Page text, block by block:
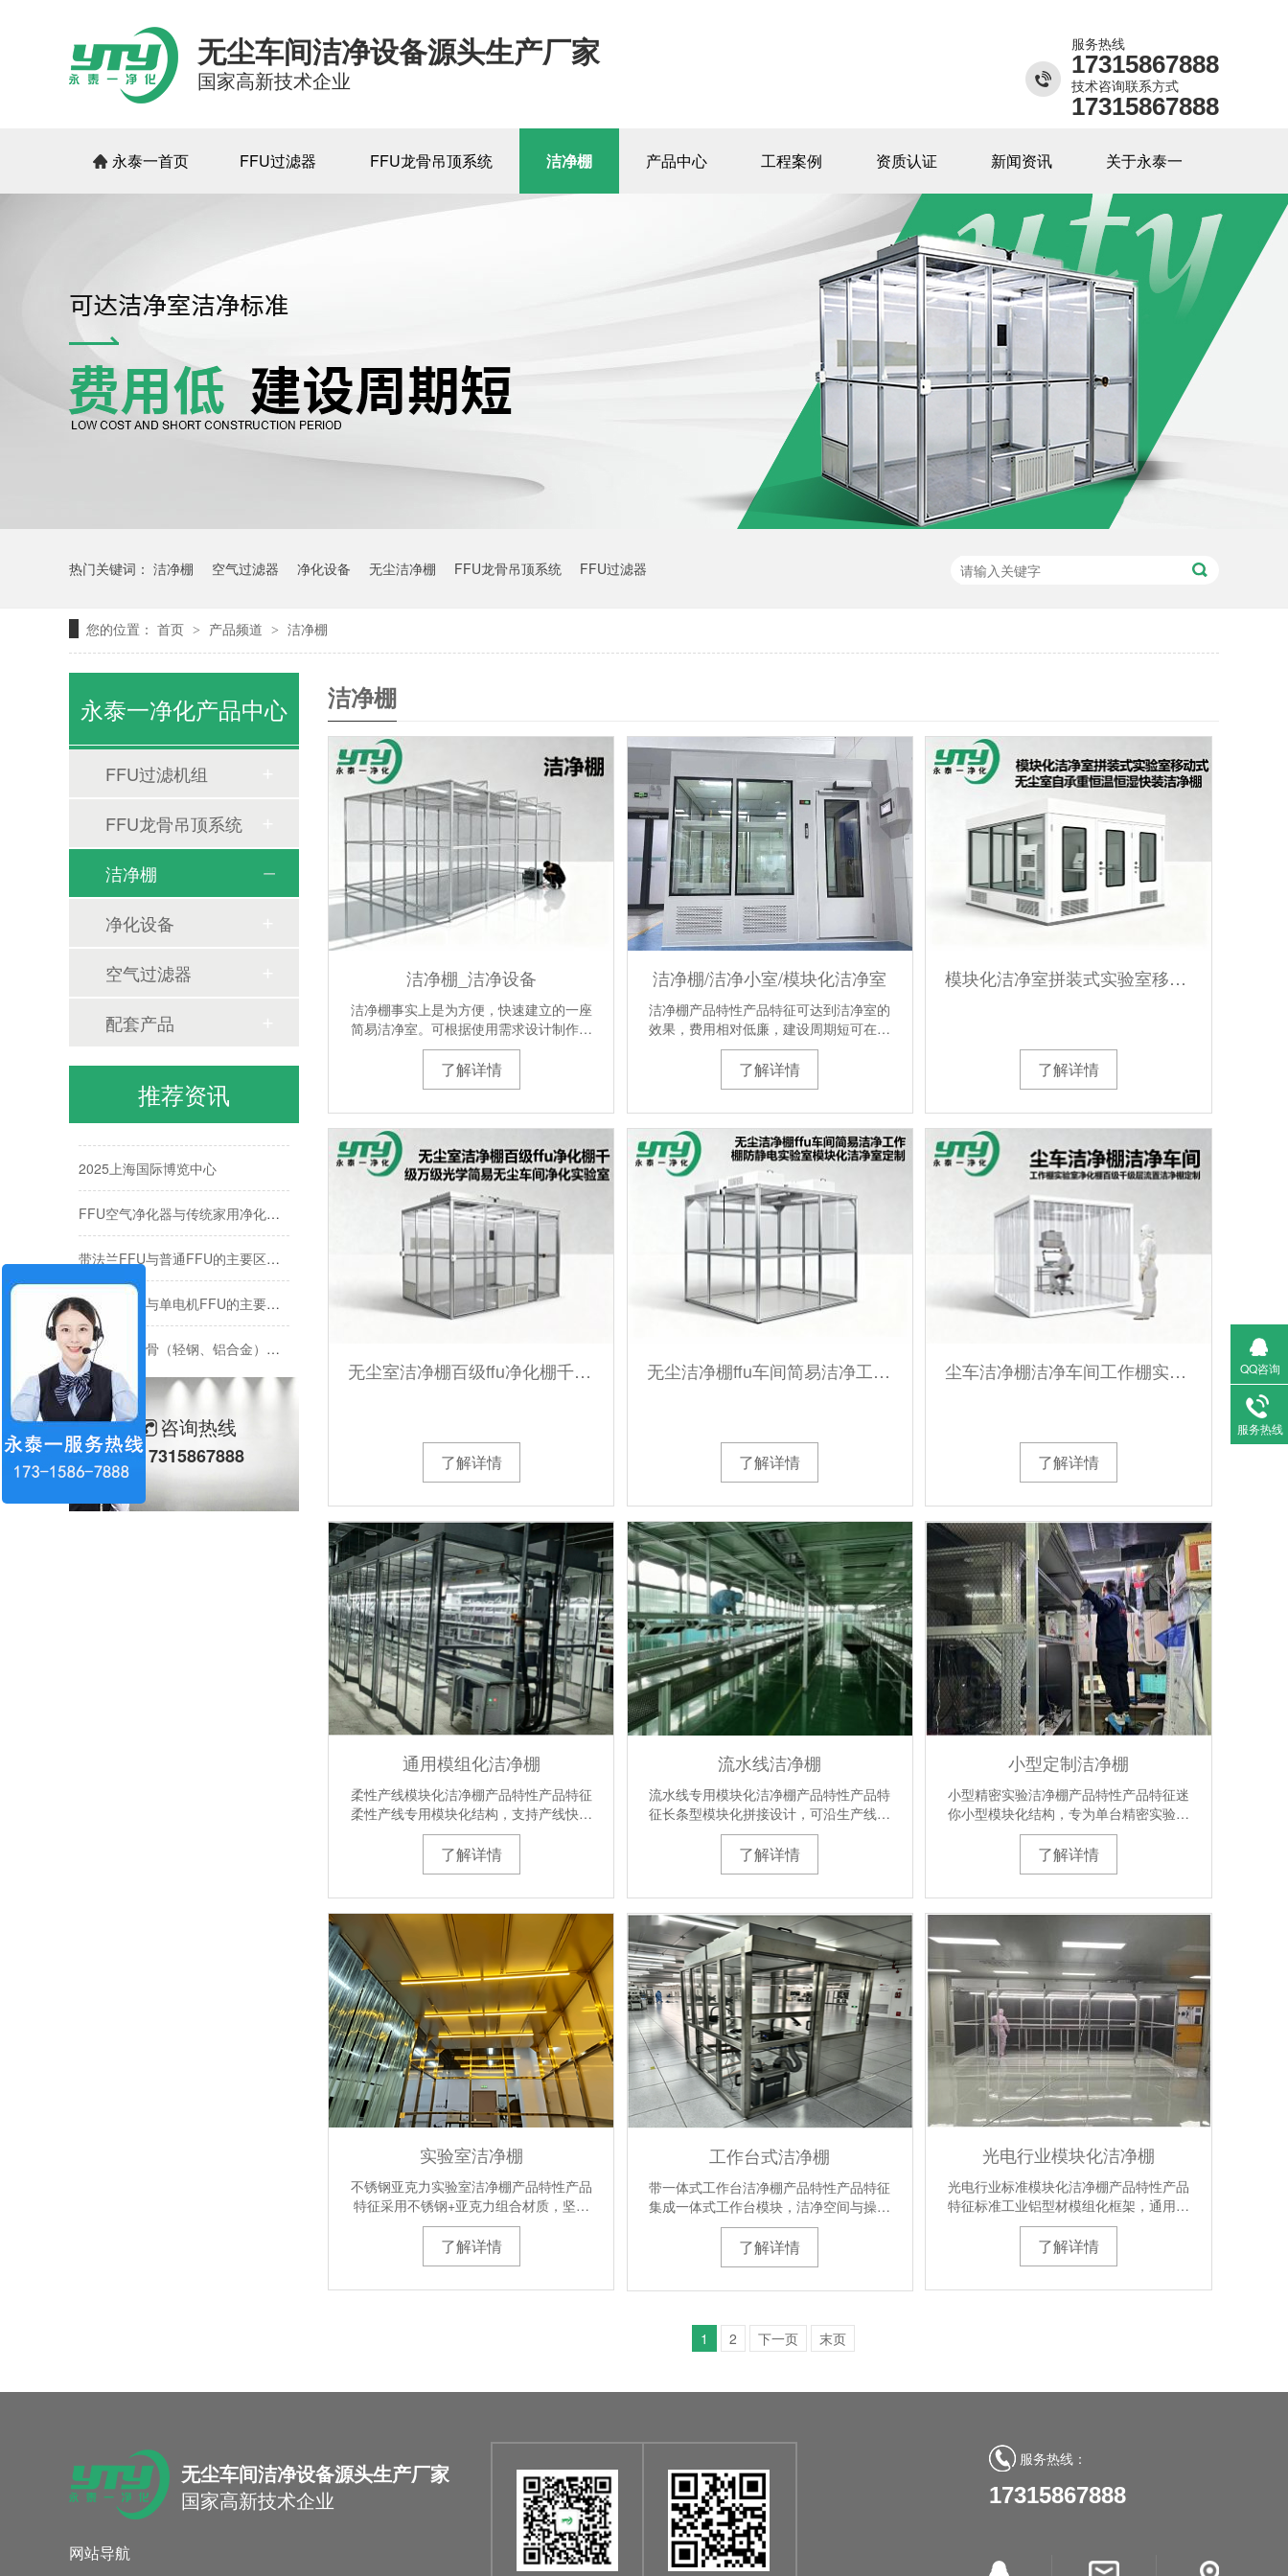
无尘车间洁净设备源头生产厂家
国家高新技术企业
服务热线
17315867888
技术咨询联系方式
17315867888
永泰一首页 FFU过滤器 FFU龙骨吊顶系统 洁净棚 产品中心 工程案例 资质认证 新闻资讯 关于永泰一
热门关键词： 洁净棚 空气过滤器 净化设备 无尘洁净棚 FFU龙骨吊顶系统 FFU过滤器
您的位置： 首页 > 产品频道 > 洁净棚
洁净棚
洁净棚_洁净设备
洁净棚事实上是为方便，快速建立的一座
简易洁净室。可根据使用需求设计制作…
了解详情
洁净棚/洁净小室/模块化洁净室
洁净棚产品特性产品特征可达到洁净室的
效果，费用相对低廉，建设周期短可在…
了解详情
模块化洁净室拼装式实验室移动式无尘室自承重恒温恒湿快装洁净棚
了解详情
无尘室洁净棚百级ffu净化棚千级万级光学简易无尘车间净化实验室
了解详情
无尘洁净棚ffu车间简易洁净工作棚防静电实验室模块化洁净室定制
了解详情
尘车洁净棚洁净车间工作棚实验室净化棚百级千级层流罩洁净棚定制
了解详情
通用模组化洁净棚
柔性产线模块化洁净棚产品特性产品特征
柔性产线专用模块化结构，支持产线快…
了解详情
流水线洁净棚
流水线专用模块化洁净棚产品特性产品特
征长条型模块化拼接设计，可沿生产线…
了解详情
小型定制洁净棚
小型精密实验洁净棚产品特性产品特征迷
你小型模块化结构，专为单台精密实验…
了解详情
实验室洁净棚
不锈钢亚克力实验室洁净棚产品特性产品
特征采用不锈钢+亚克力组合材质，坚…
了解详情
工作台式洁净棚
带一体式工作台洁净棚产品特性产品特征
集成一体式工作台模块，洁净空间与操…
了解详情
光电行业模块化洁净棚
光电行业标准模块化洁净棚产品特性产品
特征标准工业铝型材模组化框架，通用…
了解详情
1 2 下一页 末页
永泰一净化产品中心
FFU过滤机组
FFU龙骨吊顶系统
洁净棚
净化设备
空气过滤器
配套产品
推荐资讯
洁净棚方案与案例
上海盟裕建设-食品行业应用
上海国际博览中心
2025永泰一年会盛典
食品药品濯要车向怎么选过滤器
洁净棚方案与案例
上海盟裕建设-食品行业应用
上海国际博览中心
2025永泰一年会盛典
咨询热线
17315867888
无尘车间洁净设备源头生产厂家
国家高新技术企业
网站导航
服务热线：
17315867888
QQ咨询
服务热线